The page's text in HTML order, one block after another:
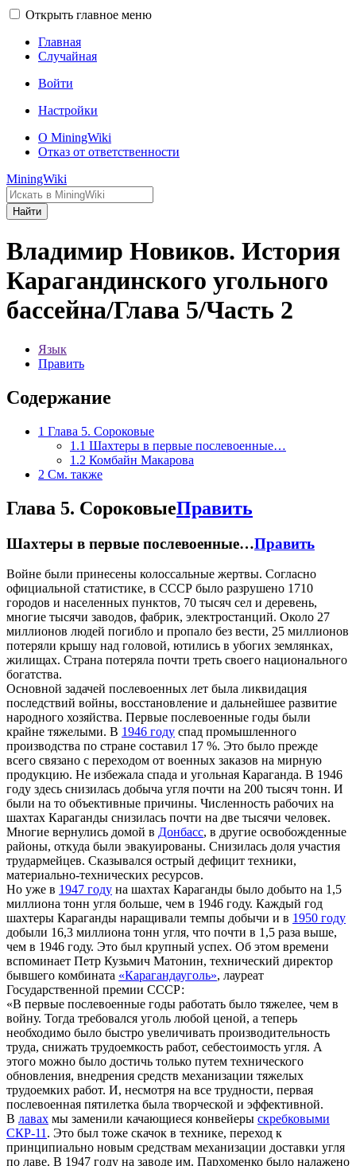
Открыть главное меню
Главная
Случайная
Войти
Настройки
О MiningWiki
Отказ от ответственности
MiningWiki
Найти
Владимир Новиков. История
Карагандинского угольного
бассейна/Глава 5/Часть 2
Язык
Править
Содержание
1 Глава 5. Сороковые
1.1 Шахтеры в первые послевоенные…
1.2 Комбайн Макарова
2 См. также
Глава 5. СороковыеПравить
Шахтеры в первые послевоенные…Править
Войне были принесены колоссальные жертвы. Согласно
официальной статистике, в СССР было разрушено 1710
городов и населенных пунктов, 70 тысяч сел и деревень,
многие тысячи заводов, фабрик, электростанций. Около 27
миллионов людей погибло и пропало без вести, 25 миллионов
потеряли крышу над головой, ютились в убогих землянках,
жилищах. Страна потеряла почти треть своего национального
богатства.
Основной задачей послевоенных лет была ликвидация
последствий войны, восстановление и дальнейшее развитие
народного хозяйства. Первые послевоенные годы были
крайне тяжелыми. В 1946 году спад промышленного
производства по стране составил 17 %. Это было прежде
всего связано с переходом от военных заказов на мирную
продукцию. Не избежала спада и угольная Караганда. В 1946
году здесь снизилась добыча угля почти на 200 тысяч тонн. И
были на то объективные причины. Численность рабочих на
шахтах Караганды снизилась почти на две тысячи человек.
Многие вернулись домой в Донбасс, в другие освобожденные
районы, откуда были эвакуированы. Снизилась доля участия
трудармейцев. Сказывался острый дефицит техники,
материально-технических ресурсов.
Но уже в 1947 году на шахтах Караганды было добыто на 1,5
миллиона тонн угля больше, чем в 1946 году. Каждый год
шахтеры Караганды наращивали темпы добычи и в 1950 году
добыли 16,3 миллиона тонн угля, что почти в 1,5 раза выше,
чем в 1946 году. Это был крупный успех. Об этом времени
вспоминает Петр Кузьмич Матонин, технический директор
бывшего комбината «Карагандауголь», лауреат
Государственной премии СССР:
«В первые послевоенные годы работать было тяжелее, чем в
войну. Тогда требовался уголь любой ценой, а теперь
необходимо было быстро увеличивать производительность
труда, снижать трудоемкость работ, себестоимость угля. А
этого можно было достичь только путем технического
обновления, внедрения средств механизации тяжелых
трудоемких работ. И, несмотря на все трудности, первая
послевоенная пятилетка была творческой и эффективной.
В лавах мы заменили качающиеся конвейеры скребковыми
СКР-11 . Это был тоже скачок в технике, переход к
принципиально новым средствам механизации доставки угля
по лаве. В 1947 году на заводе им. Пархоменко было налажено